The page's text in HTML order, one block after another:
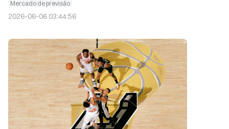
Mercado de previsão
2026-06-06 03:44:56